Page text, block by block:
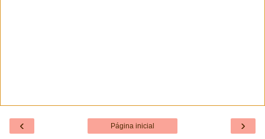
‹ ›
Página inicial